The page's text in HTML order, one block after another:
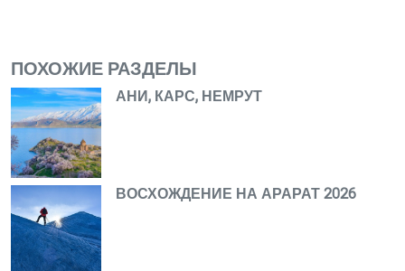
ПОХОЖИЕ РАЗДЕЛЫ
АНИ, КАРС, НЕМРУТ
ВОСХОЖДЕНИЕ НА АРАРАТ 2026